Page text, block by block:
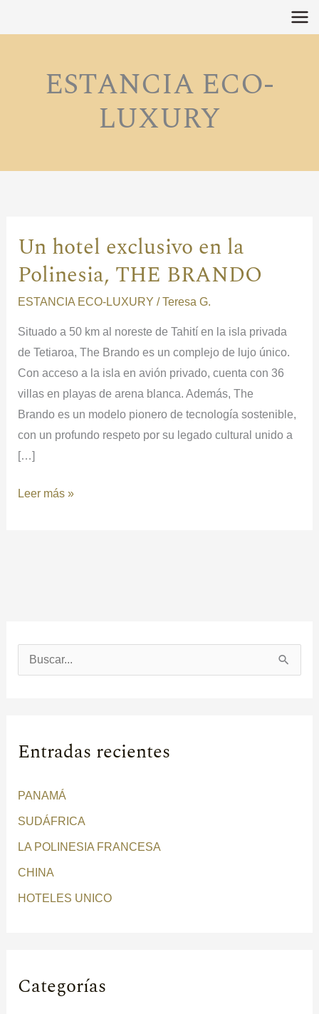
ESTANCIA ECO-
LUXURY
Un hotel exclusivo en la
Polinesia, THE BRANDO
ESTANCIA ECO-LUXURY /Teresa G.
Situado a 50 km al noreste de Tahití en la isla privada
de Tetiaroa, The Brando es un complejo de lujo único.
Con acceso a la isla en avión privado, cuenta con 36
villas en playas de arena blanca. Además, The
Brando es un modelo pionero de tecnología sostenible,
con un profundo respeto por su legado cultural unido a
[…]
Un
exclusivo
en
la
Polinesia,
THE
BRANDO
Leer más »
a
p
o
r
:
Entradas recientes
PANAMÁ
SUDÁFRICA
LA POLINESIA FRANCESA
CHINA
HOTELES UNICO
Categorías